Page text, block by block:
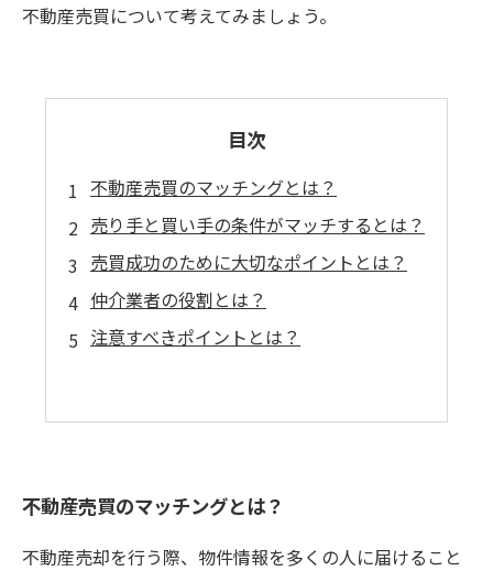
不動産売買について考えてみましょう。
目次
不動産売買のマッチングとは？
売り手と買い手の条件がマッチするとは？
売買成功のために大切なポイントとは？
仲介業者の役割とは？
注意すべきポイントとは？
不動産売買のマッチングとは？
不動産売却を行う際、物件情報を多くの人に届けること